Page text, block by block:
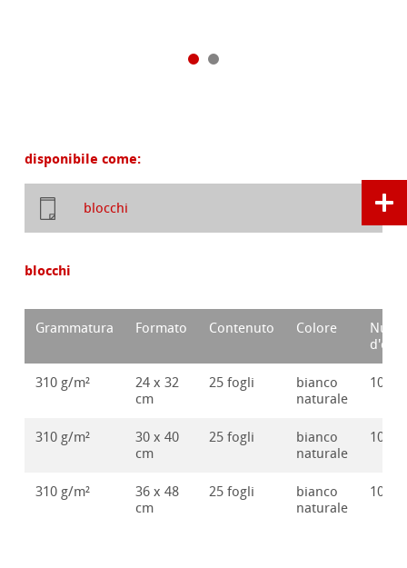
disponibile come:
blocchi
blocchi
Grammatura Formato Contenuto Colore
310 g/m²
24 x 32
cm
25 fogli
bianco
naturale
310 g/m²
30 x 40
cm
25 fogli
bianco
naturale
310 g/m²
36 x 48
cm
25 fogli
bianco
naturale